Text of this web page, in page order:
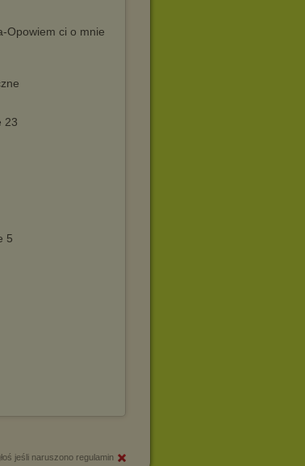
Opowiem ci o mnie
23
5
jeśli naruszono regulamin